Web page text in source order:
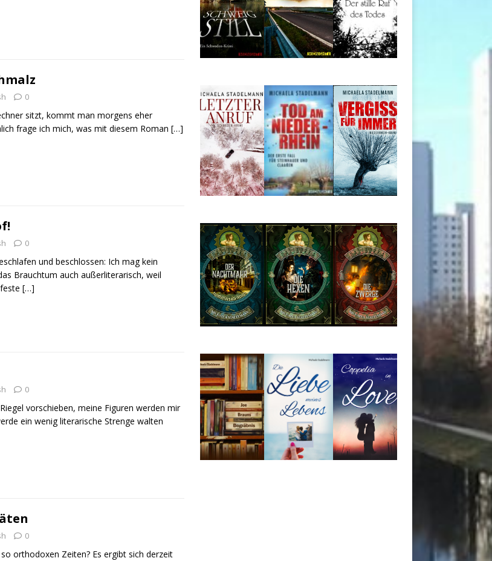
0
sitzt, kommt man morgens eher
frage ich mich, was mit diesem Roman […]
0
und beschlossen: Ich mag kein
Brauchtum auch außerliterarisch, weil
[…]
0
vorschieben, meine Figuren werden mir
ein wenig literarische Strenge walten
0
orthodoxen Zeiten? Es ergibt sich derzeit